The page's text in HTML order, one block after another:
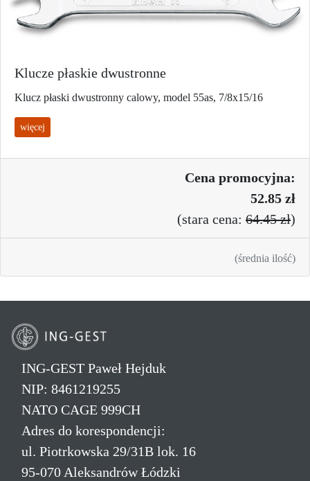
Klucze płaskie dwustronne
Klucz płaski dwustronny calowy, model 55as, 7/8x15/16
więcej
Cena promocyjna:
52.85 zł
(stara cena: 64.45 zł)
(średnia ilość)
ING-GEST Paweł Hejduk
NIP: 8461219255
NATO CAGE 999CH
Adres do korespondencji:
ul. Piotrkowska 29/31B lok. 16
95-070 Aleksandrów Łódzki